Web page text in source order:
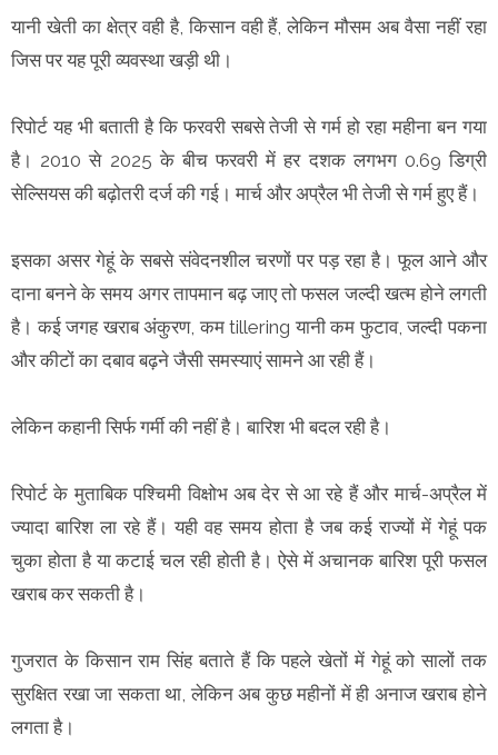
यानी खेती का क्षेत्र वही है, किसान वही हैं, लेकिन मौसम अब वैसा नहीं रहा
जिस पर यह पूरी व्यवस्था खड़ी थी।
रिपोर्ट यह भी बताती है कि फरवरी सबसे तेजी से गर्म हो रहा महीना बन गया
है। 2010 से 2025 के बीच फरवरी में हर दशक लगभग 0.69 डिग्री
सेल्सियस की बढ़ोतरी दर्ज की गई। मार्च और अप्रैल भी तेजी से गर्म हुए हैं।
इसका असर गेहूं के सबसे संवेदनशील चरणों पर पड़ रहा है। फूल आने और
दाना बनने के समय अगर तापमान बढ़ जाए तो फसल जल्दी खत्म होने लगती
है। कई जगह खराब अंकुरण, कम tillering यानी कम फुटाव, जल्दी पकना
और कीटों का दबाव बढ़ने जैसी समस्याएं सामने आ रही हैं।
लेकिन कहानी सिर्फ गर्मी की नहीं है। बारिश भी बदल रही है।
रिपोर्ट के मुताबिक पश्चिमी विक्षोभ अब देर से आ रहे हैं और मार्च-अप्रैल में
ज्यादा बारिश ला रहे हैं। यही वह समय होता है जब कई राज्यों में गेहूं पक
चुका होता है या कटाई चल रही होती है। ऐसे में अचानक बारिश पूरी फसल
खराब कर सकती है।
गुजरात के किसान राम सिंह बताते हैं कि पहले खेतों में गेहूं को सालों तक
सुरक्षित रखा जा सकता था, लेकिन अब कुछ महीनों में ही अनाज खराब होने
लगता है।